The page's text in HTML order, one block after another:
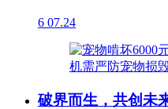
6 07.24
破界而生，共创未